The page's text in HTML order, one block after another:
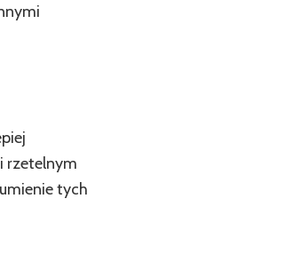
i rzetelnym
tych